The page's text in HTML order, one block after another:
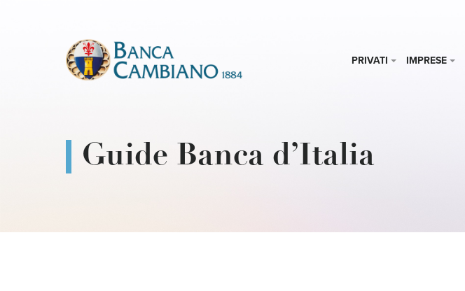
PRIVATI IMPRESE
Guide Banca d’Italia